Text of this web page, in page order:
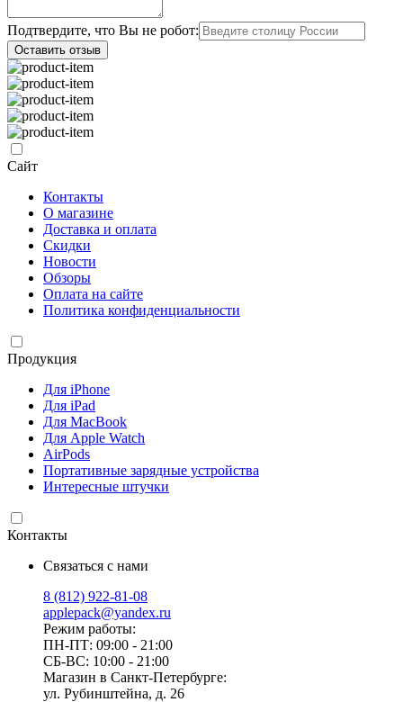
Подтвердите, что Вы не робот:
Оставить отзыв
Сайт
Контакты
О магазине
Доставка и оплата
Скидки
Новости
Обзоры
Оплата на сайте
Политика конфиденциальности
Продукция
Для iPhone
Для iPad
Для MacBook
Для Apple Watch
AirPods
Портативные зарядные устройства
Интересные штучки
Контакты
Связаться с нами
8 (812) 922-81-08
applepack@yandex.ru
Режим работы:
ПН-ПТ: 09:00 - 21:00
СБ-ВС: 10:00 - 21:00
Магазин в Санкт-Петербурге:
ул. Рубинштейна, д. 26